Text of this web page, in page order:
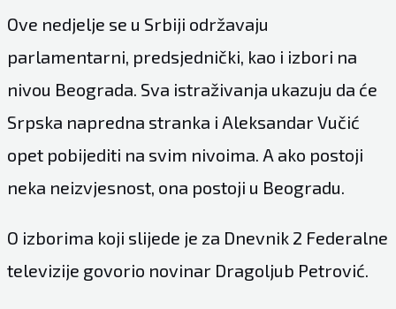
Ove nedjelje se u Srbiji održavaju
parlamentarni, predsjednički, kao i izbori na
nivou Beograda. Sva istraživanja ukazuju da će
Srpska napredna stranka i Aleksandar Vučić
opet pobijediti na svim nivoima. A ako postoji
neka neizvjesnost, ona postoji u Beogradu.
O izborima koji slijede je za Dnevnik 2 Federalne
televizije govorio novinar Dragoljub Petrović.